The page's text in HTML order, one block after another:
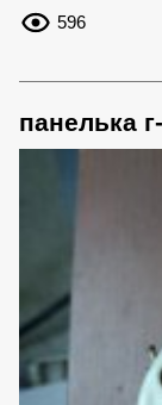
596
панелька